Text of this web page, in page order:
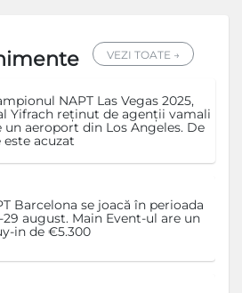
VEZI TOATE →
NAPT Las Vegas 2025,
Yifrach reținut de agenții vamali
un aeroport din Los Angeles. De
este acuzat
Barcelona se joacă în perioada
29 august. Main Event-ul are un
in de €5.300